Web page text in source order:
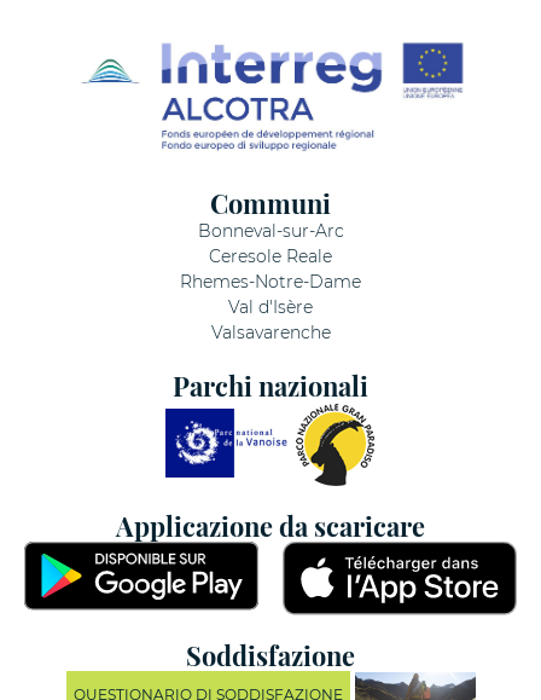
Communi
Bonneval-sur-Arc
Ceresole Reale
Rhemes-Notre-Dame
Val d'Isère
Valsavarenche
Parchi nazionali
Applicazione da scaricare
Soddisfazione
QUESTIONARIO DI SODDISFAZIONE